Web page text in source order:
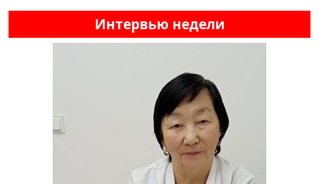
Интервью недели